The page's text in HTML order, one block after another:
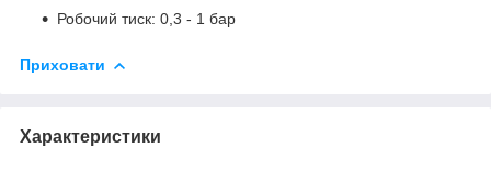
Робочий тиск: 0,3 - 1 бар
Приховати
Характеристики